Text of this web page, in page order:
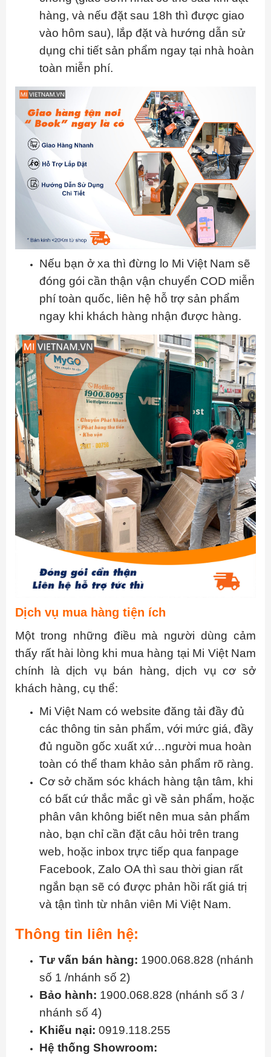
hàng, và nếu đặt sau 18h thì được giao
vào hôm sau), lắp đặt và hướng dẫn sử
dụng chi tiết sản phẩm ngay tại nhà hoàn
toàn miễn phí.
Nếu bạn ở xa thì đừng lo Mi Việt Nam sẽ
đóng gói cần thận vận chuyển COD miễn
phí toàn quốc, liên hệ hỗ trợ sản phẩm
ngay khi khách hàng nhận được hàng.
Dịch vụ mua hàng tiện ích
Một trong những điều mà người dùng cảm
thấy rất hài lòng khi mua hàng tại Mi Việt Nam
chính là dịch vụ bán hàng, dịch vụ cơ sở
khách hàng, cụ thể:
Mi Việt Nam có website đăng tải đầy đủ
các thông tin sản phẩm, với mức giá, đầy
đủ nguồn gốc xuất xứ…người mua hoàn
toàn có thể tham khảo sản phẩm rõ ràng.
Cơ sở chăm sóc khách hàng tận tâm, khi
có bất cứ thắc mắc gì về sản phẩm, hoặc
phân vân không biết nên mua sản phẩm
nào, bạn chỉ cần đặt câu hỏi trên trang
web, hoặc inbox trực tiếp qua fanpage
Facebook, Zalo OA thì sau thời gian rất
ngắn bạn sẽ có được phản hồi rất giá trị
và tận tình từ nhân viên Mi Việt Nam.
Thông tin liên hệ:
Tư vấn bán hàng: 1900.068.828 (nhánh
số 1 /nhánh số 2)
Bảo hành: 1900.068.828 (nhánh số 3 /
nhánh số 4)
Khiếu nại: 0919.118.255
Hệ thống Showroom: